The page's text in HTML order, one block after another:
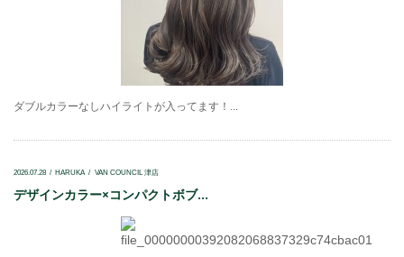
ダブルカラーなしハイライトが入ってます！...
2026.07.28 HARUKA VAN COUNCIL 津店
デザインカラー×コンパクトボブ...